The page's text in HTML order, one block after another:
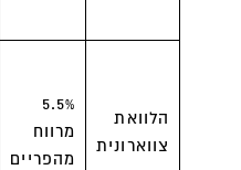
הלוואת
צווארונית
5.5%
מרווח
מהפריים